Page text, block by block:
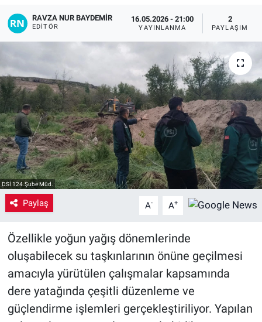
RAVZA NUR BAYDEMIR
EDITÖR
16.05.2026 - 21:00
YAYINLANMA
2
PAYLAŞIM
DSİ 124.Şube Müd.
Paylaş A- A+
Özellikle yoğun yağış dönemlerinde
oluşabilecek su taşkınlarının önüne geçilmesi
amacıyla yürütülen çalışmalar kapsamında
dere yatağında çeşitli düzenleme ve
güçlendirme işlemleri gerçekleştiriliyor. Yapılan
Kültür - Sanat
Yaşam
VEFATLAR